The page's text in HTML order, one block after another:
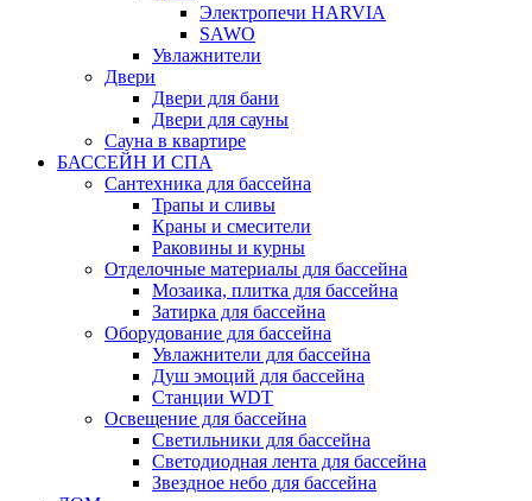
Электропечи HARVIA
SAWO
Увлажнители
Двери
Двери для бани
Двери для сауны
Сауна в квартире
БАССЕЙН И СПА
Сантехника для бассейна
Трапы и сливы
Краны и смесители
Раковины и курны
Отделочные материалы для бассейна
Мозаика, плитка для бассейна
Затирка для бассейна
Оборудование для бассейна
Увлажнители для бассейна
Душ эмоций для бассейна
Станции WDT
Освещение для бассейна
Светильники для бассейна
Светодиодная лента для бассейна
Звездное небо для бассейна